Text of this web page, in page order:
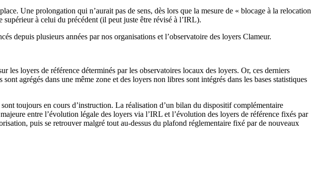
Une prolongation qui n’aurait pas de sens, dès lors que la mesure de « blocage à la relocation
à celui du précédent (il peut juste être révisé à l’IRL).
depuis plusieurs années par nos organisations et l’observatoire des loyers Clameur.
les loyers de référence déterminés par les observatoires locaux des loyers. Or, ces derniers
agrégés dans une même zone et des loyers non libres sont intégrés dans les bases statistiques
toujours en cours d’instruction. La réalisation d’un bilan du dispositif complémentaire
entre l’évolution légale des loyers via l’IRL et l’évolution des loyers de référence fixés par
puis se retrouver malgré tout au-dessus du plafond réglementaire fixé par de nouveaux